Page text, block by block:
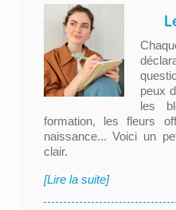
peux
les
formation, les fleurs
naissance... Voici un
clair.
[Lire la suite]